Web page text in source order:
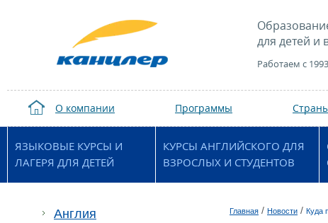
для детей и
Работаем с
О компании Программы
ЯЗЫКОВЫЕ КУРСЫ И
ЛАГЕРЯ ДЛЯ ДЕТЕЙ
КУРСЫ АНГЛИЙСКОГО ДЛЯ
ВЗРОСЛЫХ И СТУДЕНТОВ
Англия
Главная / Новости / Куда